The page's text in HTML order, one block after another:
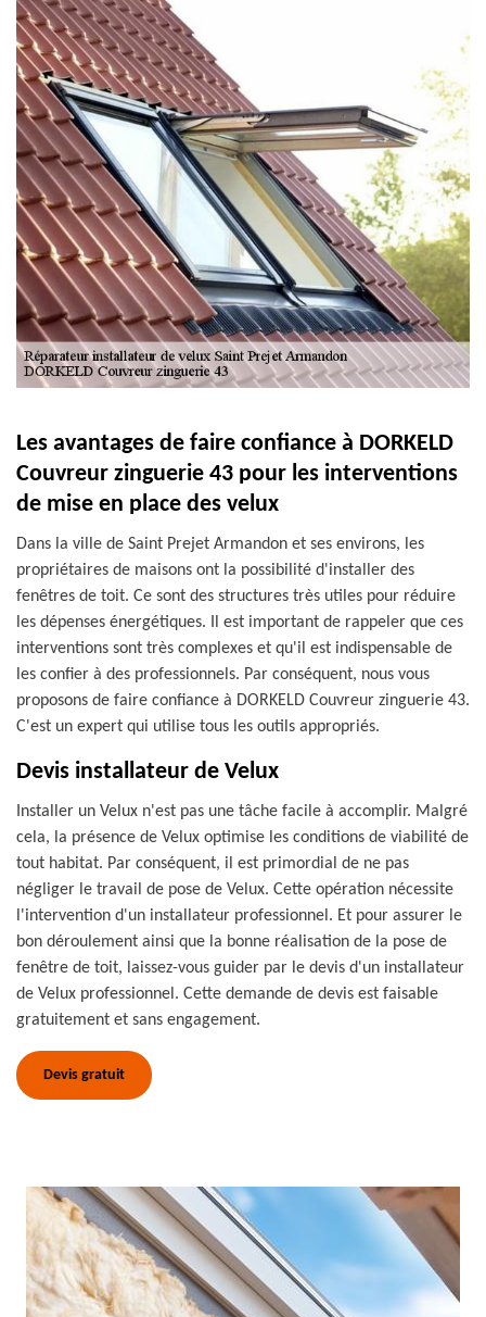
Les avantages de faire confiance à DORKELD
Couvreur zinguerie 43 pour les interventions
de mise en place des velux
Dans la ville de Saint Prejet Armandon et ses environs, les
propriétaires de maisons ont la possibilité d'installer des
fenêtres de toit. Ce sont des structures très utiles pour réduire
les dépenses énergétiques. Il est important de rappeler que ces
interventions sont très complexes et qu'il est indispensable de
les confier à des professionnels. Par conséquent, nous vous
proposons de faire confiance à DORKELD Couvreur zinguerie 43.
C'est un expert qui utilise tous les outils appropriés.
Devis installateur de Velux
Installer un Velux n'est pas une tâche facile à accomplir. Malgré
cela, la présence de Velux optimise les conditions de viabilité de
tout habitat. Par conséquent, il est primordial de ne pas
négliger le travail de pose de Velux. Cette opération nécessite
l'intervention d'un installateur professionnel. Et pour assurer le
bon déroulement ainsi que la bonne réalisation de la pose de
fenêtre de toit, laissez-vous guider par le devis d'un installateur
de Velux professionnel. Cette demande de devis est faisable
gratuitement et sans engagement.
Devis gratuit